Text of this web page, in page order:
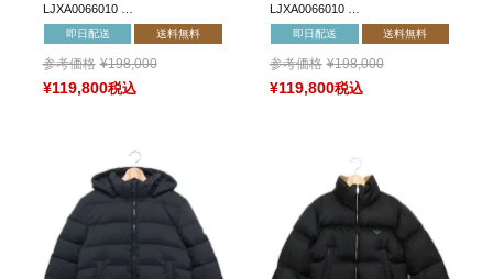
LJXA0066010 …
即日配送 送料無料
参考価格 ¥198,000
¥119,800税込
LJXA0066010 …
即日配送 送料無料
参考価格 ¥198,000
¥119,800税込